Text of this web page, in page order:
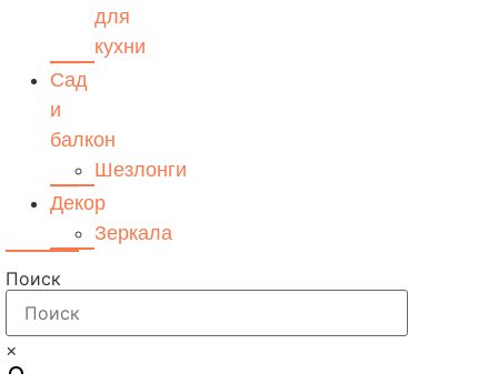
для
кухни
Сад
и
балкон
Шезлонги
Декор
Зеркала
Поиск
×